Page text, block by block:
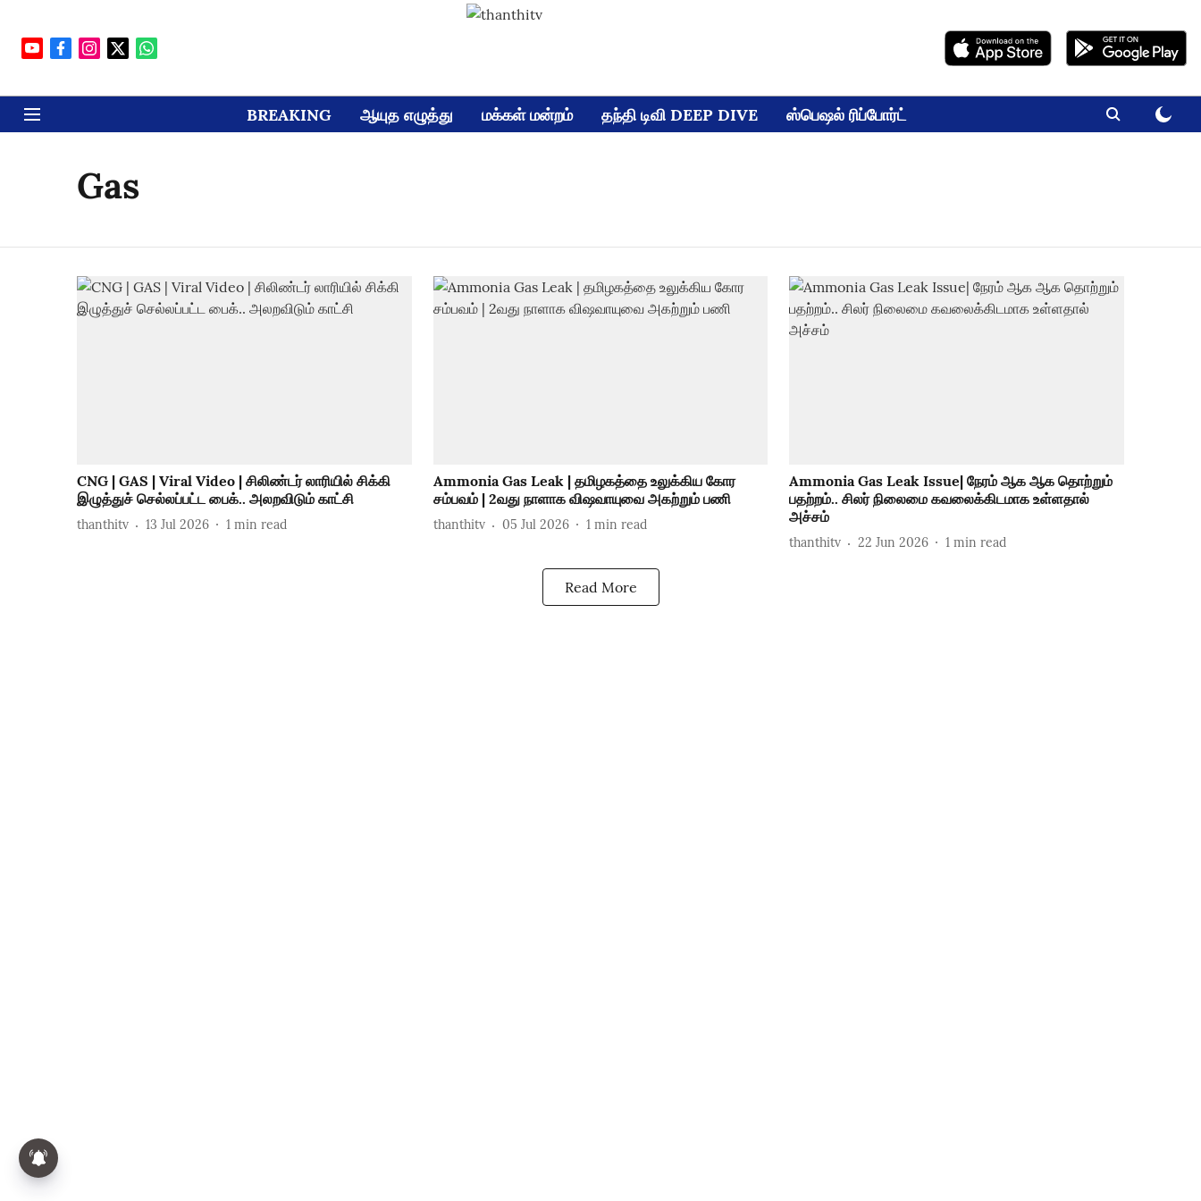
BREAKING ஆயுத எழுத்து மக்கள் மன்றம் தந்தி டிவி DEEP DIVE ஸ்பெஷல் ரிப்போர்ட்
Gas
CNG | GAS | Viral Video | சிலிண்டர் லாரியில் சிக்கி
இழுத்துச் செல்லப்பட்ட பைக்.. அலறவிடும் காட்சி
thanthitv 13 Jul 2026 1 min read
Ammonia Gas Leak | தமிழகத்தை உலுக்கிய கோர
சம்பவம் | 2வது நாளாக விஷவாயுவை அகற்றும் பணி
thanthitv 05 Jul 2026 1 min read
Ammonia Gas Leak Issue| நேரம் ஆக ஆக தொற்றும்
பதற்றம்.. சிலர் நிலைமை கவலைக்கிடமாக உள்ளதால்
அச்சம்
thanthitv 22 Jun 2026 1 min read
Read More